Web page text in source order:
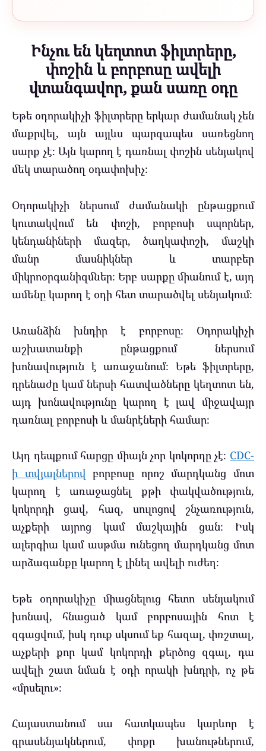
Ինչու են կեղտոտ ֆիլտրերը,
փոշին և բորբոսը ավելի
վտանգավոր, քան սառը օդը
Եթե օդորակիչի ֆիլտրերը երկար ժամանակ չեն
մաքրվել, այն այլևս պարզապես սառեցնող
սարք չէ։ Այն կարող է դառնալ փոշին սենյակով
մեկ տարածող օդափոխիչ։
Օդորակիչի ներսում ժամանակի ընթացքում
կուտակվում են փոշի, բորբոսի սպորներ,
կենդանիների մազեր, ծաղկափոշի, մաշկի
մանր մասնիկներ և տարբեր
միկրոօրգանիզմներ։ Երբ սարքը միանում է, այդ
ամենը կարող է օդի հետ տարածվել սենյակում։
Առանձին խնդիր է բորբոսը։ Օդորակիչի
աշխատանքի ընթացքում ներսում
խոնավություն է առաջանում։ Եթե ֆիլտրերը,
դրենաժը կամ ներսի հատվածները կեղտոտ են,
այդ խոնավությունը կարող է լավ միջավայր
դառնալ բորբոսի և մանրէների համար։
Այդ դեպքում հարցը միայն չոր կոկորդը չէ։ CDC-
ի տվյալներով բորբոսը որոշ մարդկանց մոտ
կարող է առաջացնել քթի փակվածություն,
կոկորդի ցավ, հազ, սուլոցով շնչառություն,
աչքերի այրոց կամ մաշկային ցան։ Իսկ
ալերգիա կամ ասթմա ունեցող մարդկանց մոտ
արձագանքը կարող է լինել ավելի ուժեղ։
Եթե օդորակիչը միացնելուց հետո սենյակում
խոնավ, հնացած կամ բորբոսային հոտ է
զգացվում, իսկ դուք սկսում եք հազալ, փռշտալ,
աչքերի քոր կամ կոկորդի քերծոց զգալ, դա
ավելի շատ նման է օդի որակի խնդրի, ոչ թե
«մրսելու»։
Հայաստանում սա հատկապես կարևոր է
գրասենյակներում, փոքր խանութներում,